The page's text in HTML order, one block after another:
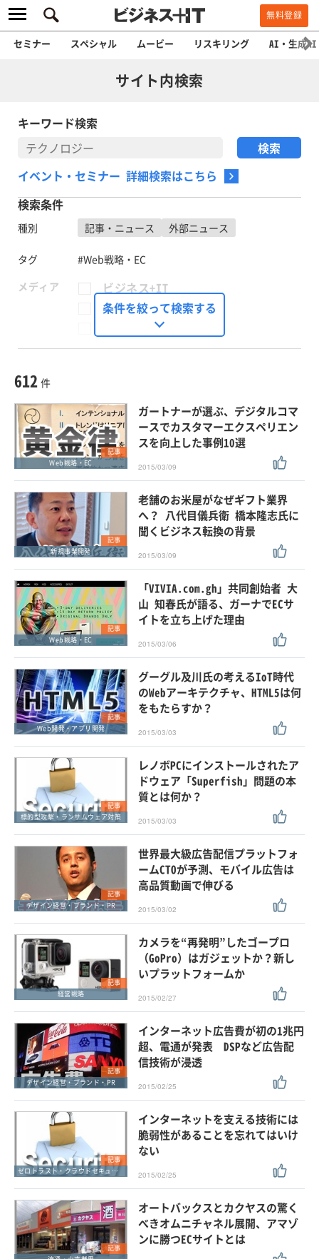
無料登録
セミナー スペシャル ムービー リスキリング AI・生成AI
サイト内検索
キーワード検索
イベント・セミナー 詳細検索はこちら
検索条件
種別 記事・ニュース 外部ニュース
タグ
#Web戦略・EC
メディア
ビジネス+IT
FinTech Journal
Seizo Trend
外部ニュース
スペシャルに限定する
タグ ×
× Web戦略・EC
条件を絞って検索する
612 件
記事
Web戦略・EC
ガートナーが選ぶ、デジタルコマ
ースでカスタマーエクスペリエン
スを向上した事例10選
2015/03/09
記事
新規事業開発
老舗のお米屋がなぜギフト業界
へ？ 八代目儀兵衛 橋本隆志氏に
聞くビジネス転換の背景
2015/03/09
記事
Web戦略・EC
「VIVIA.com.gh」共同創始者 大
山 知春氏が語る、ガーナでECサ
イトを立ち上げた理由
2015/03/06
記事
Web開発・アプリ開発
グーグル及川氏の考えるIoT時代
のWebアーキテクチャ、HTML5は何
をもたらすか？
2015/03/03
記事
標的型攻撃・ランサムウェア対策
レノボPCにインストールされたア
ドウェア「Superfish」問題の本
質とは何か？
2015/03/03
記事
デザイン経営・ブランド・PR
世界最大級広告配信プラットフォ
ームCTOが予測、モバイル広告は
高品質動画で伸びる
2015/03/02
記事
経営戦略
カメラを“再発明”したゴープロ
（GoPro）はガジェットか？新し
いプラットフォームか
2015/02/27
記事
デザイン経営・ブランド・PR
インターネット広告費が初の1兆円
超、電通が発表 DSPなど広告配
信技術が浸透
2015/02/25
記事
ゼロトラスト・クラウドセキュリティ・SASE
インターネットを支える技術には
脆弱性があることを忘れてはいけ
ない
2015/02/25
記事
オートバックスとカクヤスの驚く
べきオムニチャネル展開、アマゾ
ンに勝つECサイトとは